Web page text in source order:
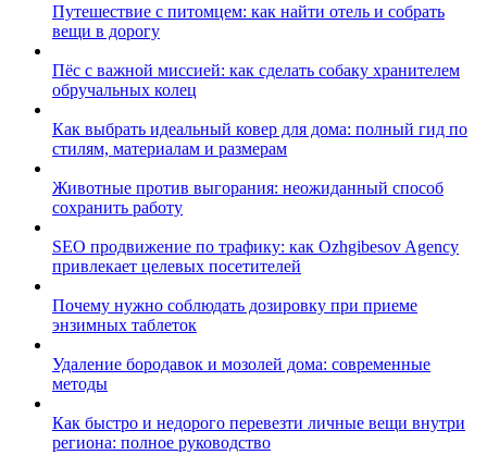
Путешествие с питомцем: как найти отель и собрать
вещи в дорогу
Пёс с важной миссией: как сделать собаку хранителем
обручальных колец
Как выбрать идеальный ковер для дома: полный гид по
стилям, материалам и размерам
Животные против выгорания: неожиданный способ
сохранить работу
SEO продвижение по трафику: как Ozhgibesov Agency
привлекает целевых посетителей
Почему нужно соблюдать дозировку при приеме
энзимных таблеток
Удаление бородавок и мозолей дома: современные
методы
Как быстро и недорого перевезти личные вещи внутри
региона: полное руководство